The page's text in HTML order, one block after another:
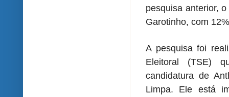
pesquisa anterior,
Garotinho, com
A pesquisa foi
Eleitoral (TSE)
candidatura de
Limpa. Ele está